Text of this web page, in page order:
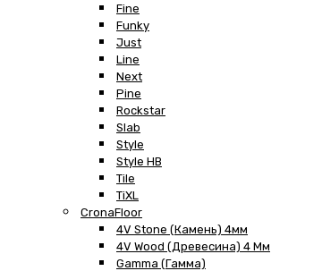
Fine
Funky
Just
Line
Next
Pine
Rockstar
Slab
Style
Style HB
Tile
TiXL
CronaFloor
4V Stone (Камень) 4мм
4V Wood (Древесина) 4 Мм
Gamma (Гамма)